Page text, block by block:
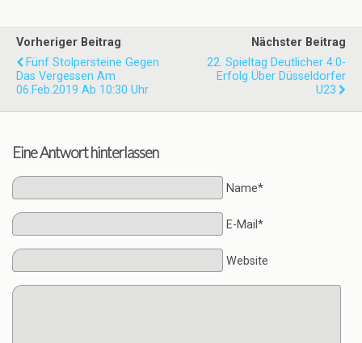
Vorheriger Beitrag
Fünf Stolpersteine Gegen
Das Vergessen Am
06.Feb.2019 Ab 10:30 Uhr
Nächster Beitrag
22. Spieltag Deutlicher 4:0-
Erfolg Über Düsseldorfer
U23
Eine Antwort hinterlassen
Name*
E-Mail*
Website